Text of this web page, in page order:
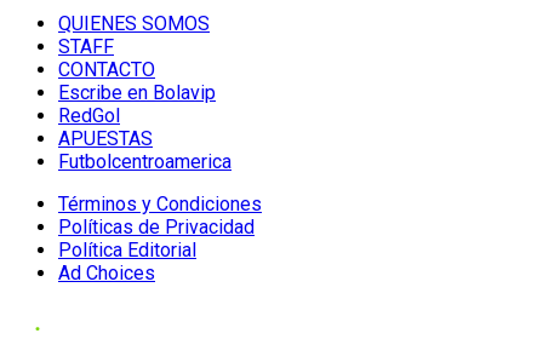
QUIENES SOMOS
STAFF
CONTACTO
Escribe en Bolavip
RedGol
APUESTAS
Futbolcentroamerica
Términos y Condiciones
Políticas de Privacidad
Política Editorial
Ad Choices